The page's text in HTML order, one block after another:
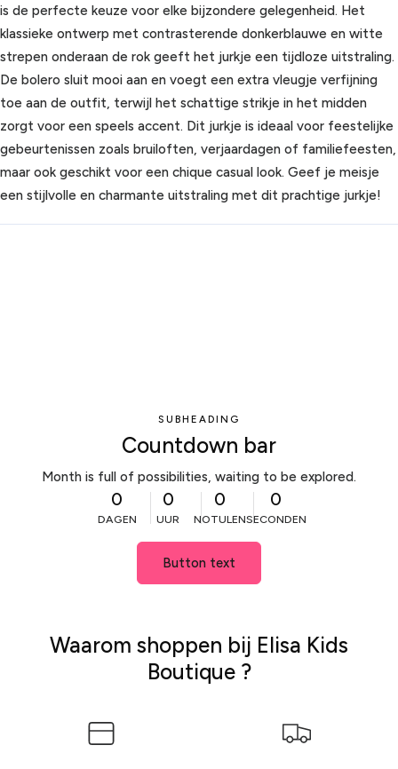
is de perfecte keuze voor elke bijzondere gelegenheid. Het
klassieke ontwerp met contrasterende donkerblauwe en witte
strepen onderaan de rok geeft het jurkje een tijdloze uitstraling.
De bolero sluit mooi aan en voegt een extra vleugje verfijning
toe aan de outfit, terwijl het schattige strikje in het midden
zorgt voor een speels accent. Dit jurkje is ideaal voor feestelijke
gebeurtenissen zoals bruiloften, verjaardagen of familiefeesten,
maar ook geschikt voor een chique casual look. Geef je meisje
een stijlvolle en charmante uitstraling met dit prachtige jurkje!
SUBHEADING
Countdown bar
Month is full of possibilities, waiting to be explored.
0
DAGEN
0
UUR
0
NOTULEN
0
SECONDEN
Button text
Waarom shoppen bij Elisa Kids
Boutique ?